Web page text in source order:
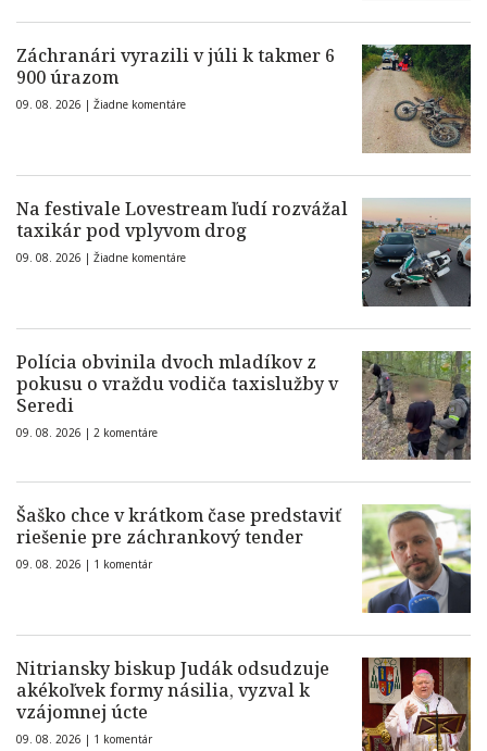
Záchranári vyrazili v júli k takmer 6
900 úrazom
09. 08. 2026 | Žiadne komentáre
Na festivale Lovestream ľudí rozvážal
taxikár pod vplyvom drog
09. 08. 2026 | Žiadne komentáre
Polícia obvinila dvoch mladíkov z
pokusu o vraždu vodiča taxislužby v
Seredi
09. 08. 2026 | 2 komentáre
Šaško chce v krátkom čase predstaviť
riešenie pre záchrankový tender
09. 08. 2026 | 1 komentár
Nitriansky biskup Judák odsudzuje
akékoľvek formy násilia, vyzval k
vzájomnej úcte
09. 08. 2026 | 1 komentár